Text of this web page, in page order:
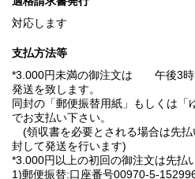
対応します
支払方法等
*3.000円未満の御注文は 午後3時
発送を致します。
同封の「郵便振替用紙」もしくは「
でお支払い下さい。
(領収書を必要とされる場合は先払
封して発送を行います)
*3.000円以上の初回の御注文は先払
1)郵便振替:口座番号00970-5-